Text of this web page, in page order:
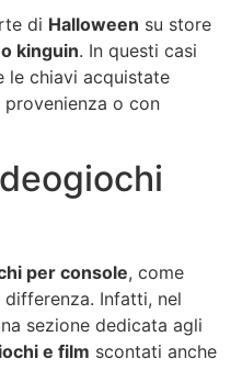
di Halloween su store
kinguin. In questi casi
le chiavi acquistate
o con
per console, come
differenza. Infatti, nel
sezione dedicata agli
e film scontati anche